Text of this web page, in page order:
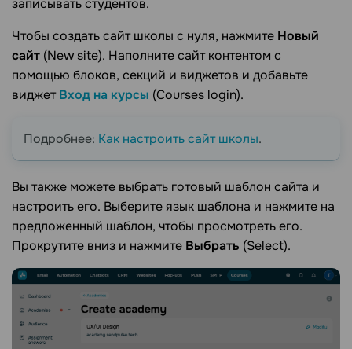
записывать студентов.
Чтобы создать сайт школы с нуля, нажмите Новый
сайт (New site). Наполните сайт контентом с
помощью блоков, секций и виджетов и добавьте
виджетВход на курсы (Courses login).
Подробнее: Как настроить сайт школы.
Вы также можете выбрать готовый шаблон сайта и
настроить его. Выберите язык шаблона и нажмите на
предложенный шаблон, чтобы просмотреть его.
Прокрутите вниз и нажмите Выбрать (Select).